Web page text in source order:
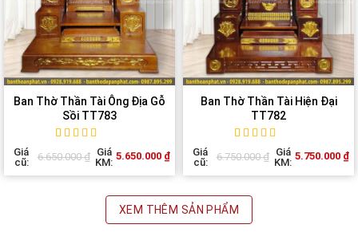
Ban Thờ Thần Tài Ông Địa Gỗ
Sồi TT783
5 out of
5 based on
Giá
cũ:
6.650.000₫
Giá
KM:
5.650.000 ₫
Ban Thờ Thần Tài Hiện Đại
TT782
5 out of
5 based on
Giá
cũ:
6.750.000₫
Giá
KM:
5.750.000 ₫
XEM THÊM SẢN PHẨM